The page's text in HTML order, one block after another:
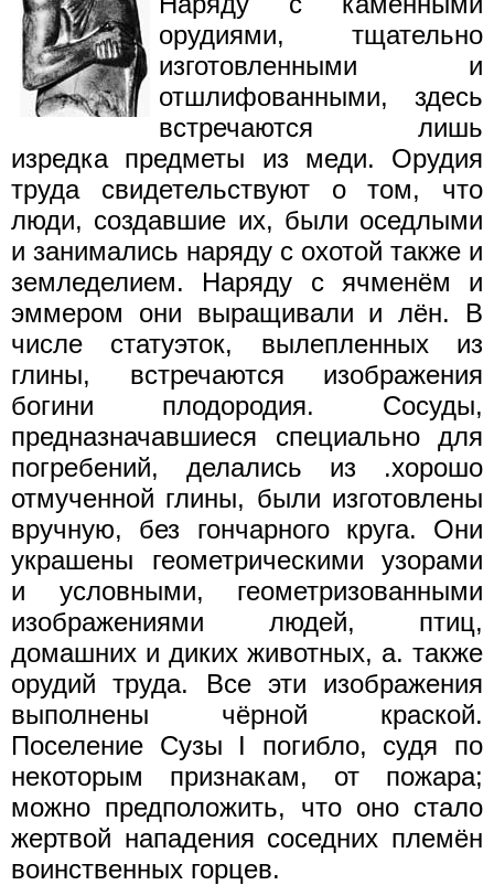
орудиями, тщательно
изготовленными и
отшлифованными, здесь
встречаются лишь
изредка предметы из меди. Орудия
труда свидетельствуют о том, что
люди, создавшие их, были оседлыми
и занимались наряду с охотой также и
земледелием. Наряду с ячменём и
эммером они выращивали и лён. В
числе статуэток, вылепленных из
глины, встречаются изображения
богини плодородия. Сосуды,
предназначавшиеся специально для
погребений, делались из .хорошо
отмученной глины, были изготовлены
вручную, без гончарного круга. Они
украшены геометрическими узорами
и условными, геометризованными
изображениями людей, птиц,
домашних и диких животных, а. также
орудий труда. Все эти изображения
выполнены чёрной краской.
Поселение Сузы I погибло, судя по
некоторым признакам, от пожара;
можно предположить, что оно стало
жертвой нападения соседних племён
воинственных горцев.